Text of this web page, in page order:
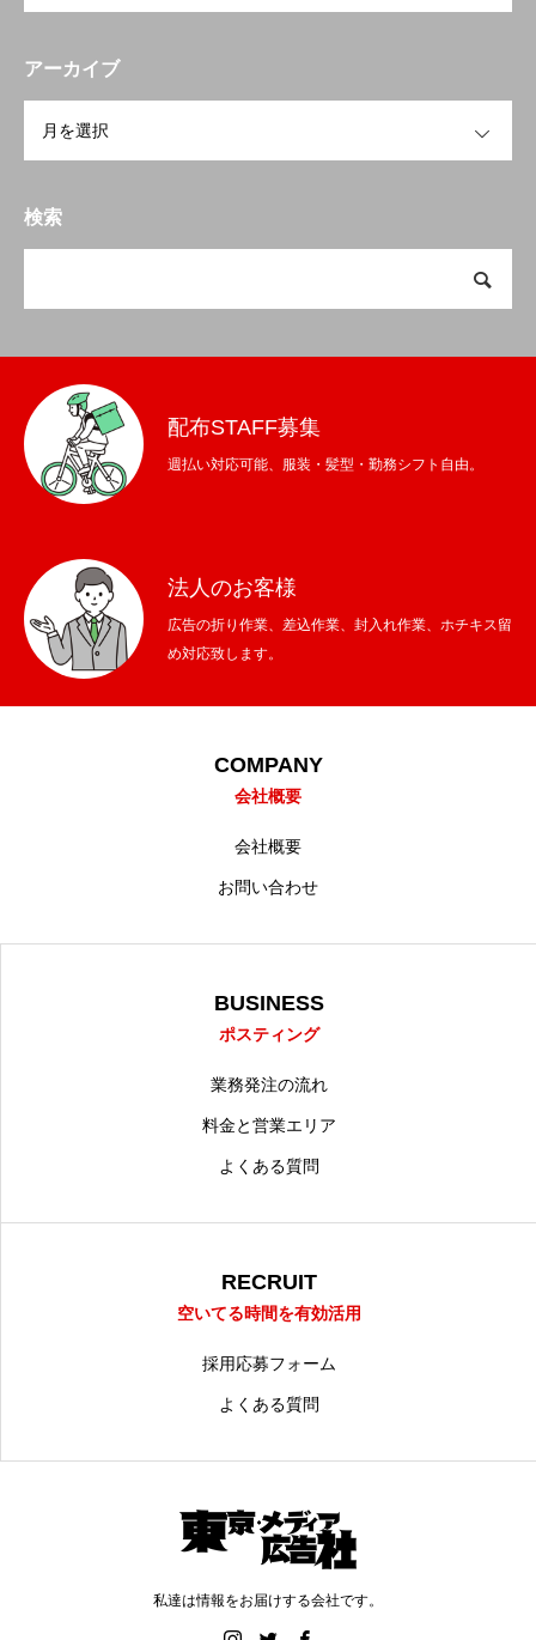
料金と営業エリア
採用応募フォーム
会社概要 ポスティング 料金と営業エリア 採用応募フォーム
アーカイブ
検索
配布STAFF募集
週払い対応可能、服装・髪型・勤務シフト自由。
法人のお客様
広告の折り作業、差込作業、封入れ作業、ホチキス留
め対応致します。
COMPANY
会社概要
会社概要
お問い合わせ
BUSINESS
ポスティング
業務発注の流れ
料金と営業エリア
よくある質問
RECRUIT
空いてる時間を有効活用
採用応募フォーム
よくある質問
私達は情報をお届けする会社です。